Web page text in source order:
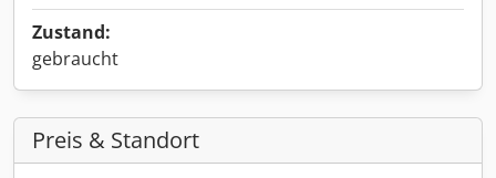
Zustand:
gebraucht
Preis & Standort